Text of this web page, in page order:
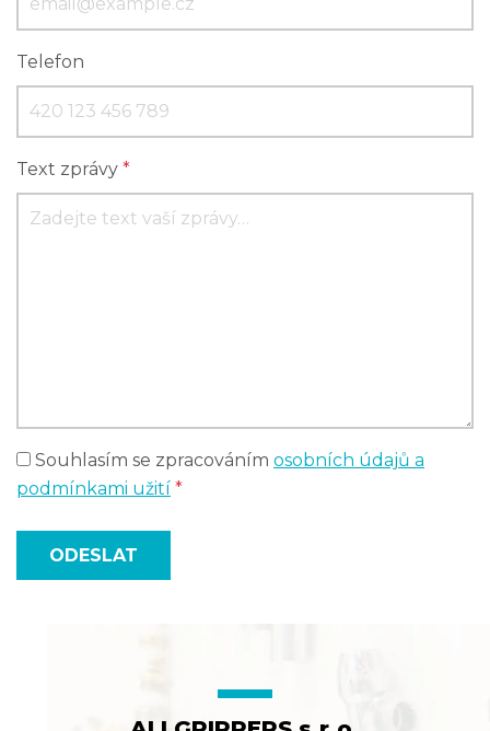
Telefon
Text zprávy *
Souhlasím se zpracováním osobních údajů a
podmínkami užití *
ODESLAT